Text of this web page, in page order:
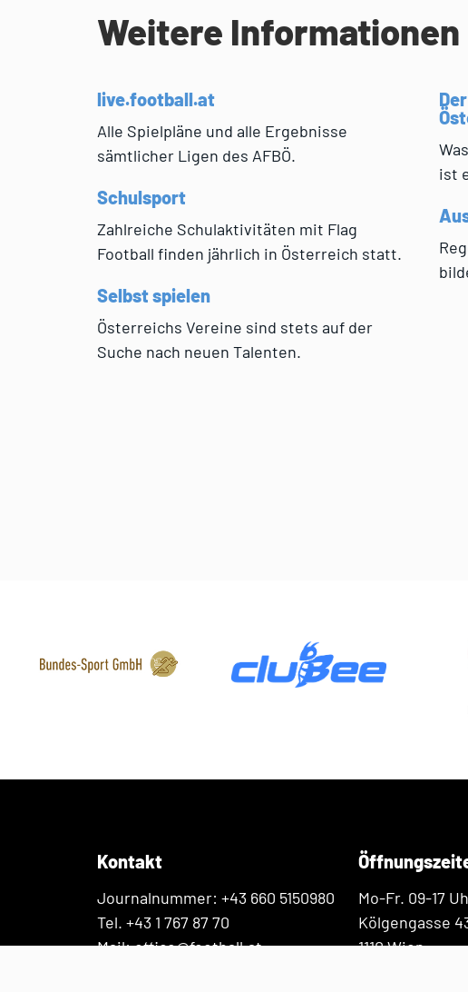
Weitere Informationen
live.football.at
Alle Spielpläne und alle Ergebnisse
sämtlicher Ligen des AFBÖ.
Schulsport
Zahlreiche Schulaktivitäten mit Flag
Football finden jährlich in Österreich statt.
Selbst spielen
Österreichs Vereine sind stets auf der
Suche nach neuen Talenten.
ist
Kontakt
Journalnummer: +43 660 5150980
Tel. +43 1 767 87 70
Mail: office@football.at
Mo-Fr. 09-17
Kölgengasse
1110 Wien